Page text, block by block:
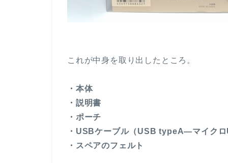
これが中身を取り出したところ。
・本体
・説明書
・ポーチ
・USBケーブル（USB typeA―マイク
・スペアのフェルト